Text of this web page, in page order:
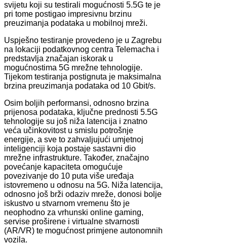
svijetu koji su testirali mogućnosti 5.5G te je
pri tome postigao impresivnu brzinu
preuzimanja podataka u mobilnoj mreži.
Uspješno testiranje provedeno je u Zagrebu
na lokaciji podatkovnog centra Telemacha i
predstavlja značajan iskorak u
mogućnostima 5G mrežne tehnologije.
Tijekom testiranja postignuta je maksimalna
brzina preuzimanja podataka od 10 Gbit/s.
Osim boljih performansi, odnosno brzina
prijenosa podataka, ključne prednosti 5.5G
tehnologije su još niža latencija i znatno
veća učinkovitost u smislu potrošnje
energije, a sve to zahvaljujući umjetnoj
inteligenciji koja postaje sastavni dio
mrežne infrastrukture. Također, značajno
povećanje kapaciteta omogućuje
povezivanje do 10 puta više uređaja
istovremeno u odnosu na 5G. Niža latencija,
odnosno još brži odaziv mreže, donosi bolje
iskustvo u stvarnom vremenu što je
neophodno za vrhunski online gaming,
servise proširene i virtualne stvarnosti
(AR/VR) te mogućnost primjene autonomnih
vozila.